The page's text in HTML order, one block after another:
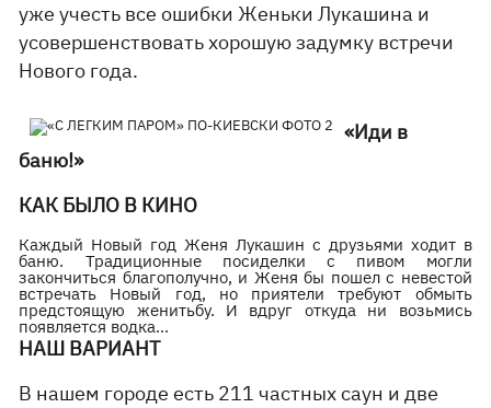
уже учесть все ошибки Женьки Лукашина и
усовершенствовать хорошую задумку встречи
Нового года.
«Иди в
баню!»
КАК БЫЛО В КИНО
Каждый Новый год Женя Лукашин с друзьями ходит в
баню. Традиционные посиделки с пивом могли
закончиться благополучно, и Женя бы пошел с невестой
встречать Новый год, но приятели требуют обмыть
предстоящую женитьбу. И вдруг откуда ни возьмись
появляется водка…
НАШ ВАРИАНТ
В нашем городе есть 211 частных саун и две